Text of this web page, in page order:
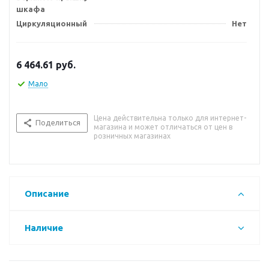
шкафа
Циркуляционный Нет
6 464.61 руб.
Мало
Поделиться
Цена действительна только для интернет-
магазина и может отличаться от цен в
розничных магазинах
Описание
Наличие